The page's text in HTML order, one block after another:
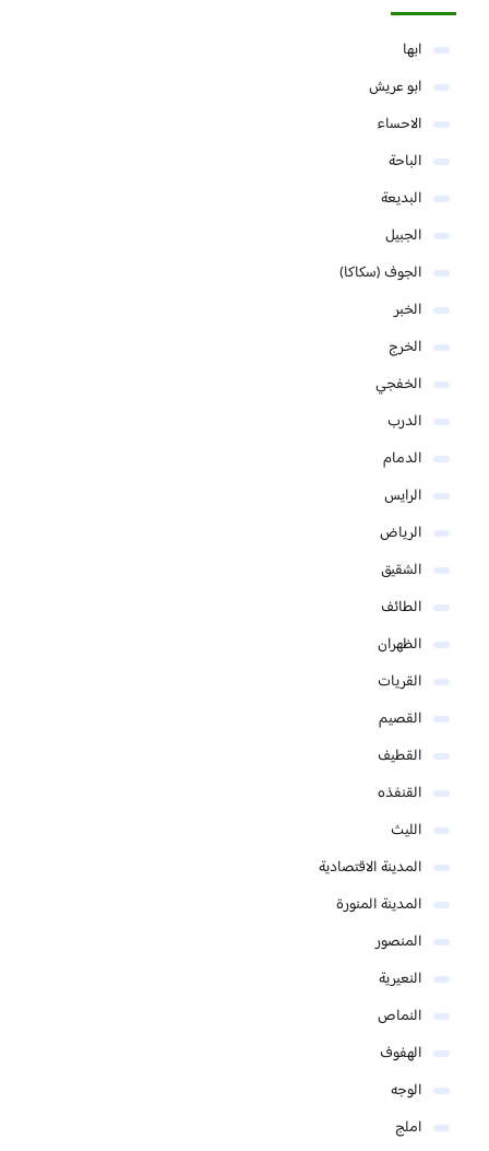
ابها
ابو عريش
الاحساء
الباحة
البديعة
الجبيل
الجوف (سكاكا)
الخبر
الخرج
الخفجي
الدرب
الدمام
الرايس
الرياض
الشقيق
الطائف
الظهران
القريات
القصيم
القطيف
القنفذه
الليث
المدينة الاقتصادية
المدينة المنورة
المنصور
النعيرية
النماص
الهفوف
الوجه
املج